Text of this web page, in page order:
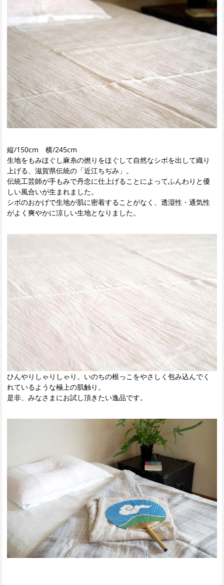
縦/150cm 横/245cm
生地をもみほぐし麻糸の撚りをほぐして自然なシボを出して織り
上げる、滋賀県伝統の「近江ちぢみ」。
伝統工芸師が手もみで丹念に仕上げることによってふんわりと優
しい風合いが生まれました。
シボのおかげで生地が肌に密着することがなく、透湿性・通気性
がよく爽やかに涼しい生地となりました。
ひんやりしゃりしゃり。いのちの根っこをやさしく包み込んでく
れているような極上の肌触り。
是非、みなさまにお試し頂きたい逸品です。